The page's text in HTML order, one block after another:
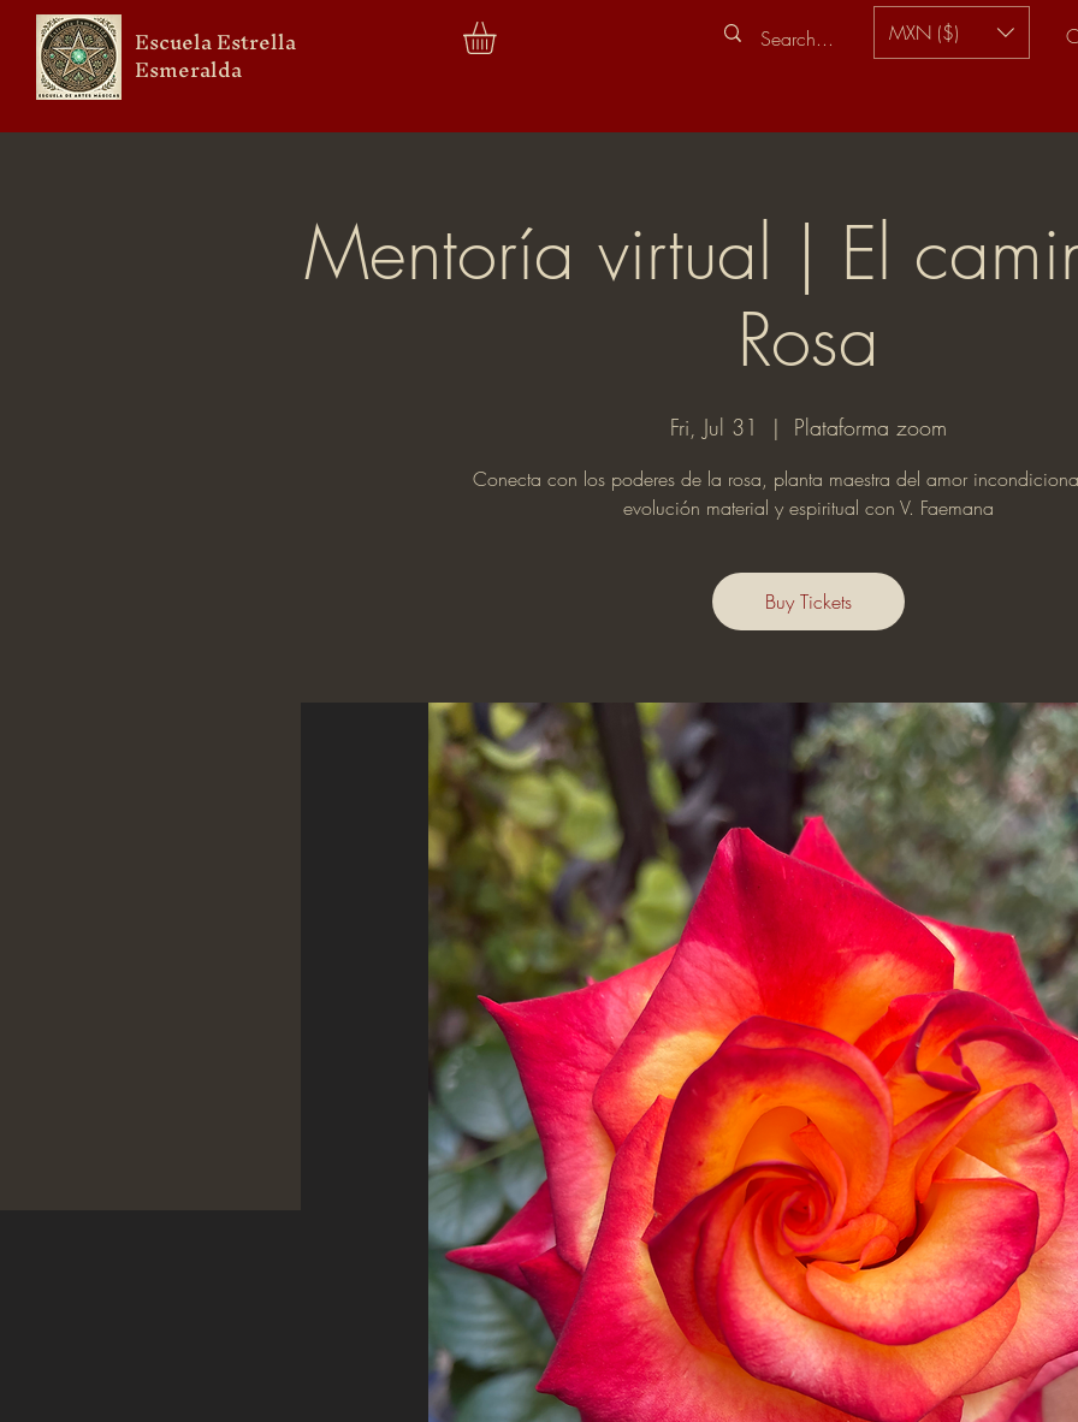
Escuela Estrella
Esmeralda
MXN ($)
Mentoría virtual | El
Rosa
Fri, Jul 31
  |
Plataforma zoom
Conecta con los poderes de la rosa, planta maestra del amor
evolución material y espiritual con V. Faemana
Buy Tickets